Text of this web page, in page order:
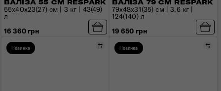
ВАЛІЗА 55 СМ RESPARK
55x40x23(27) см | 3 кг | 43(49)
л
16 360 грн
ВАЛІЗА 79 СМ RESPARK
79x48x31(35) см | 3,6 кг |
124(140) л
19 650 грн
Новинка Порівняти
Новинка